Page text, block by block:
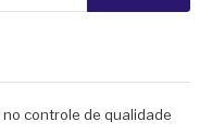
controle de qualidade